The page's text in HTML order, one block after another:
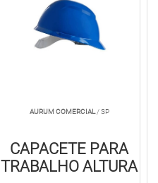
AURUM COMERCIAL/ SP
CAPACETE PARA
TRABALHO ALTURA